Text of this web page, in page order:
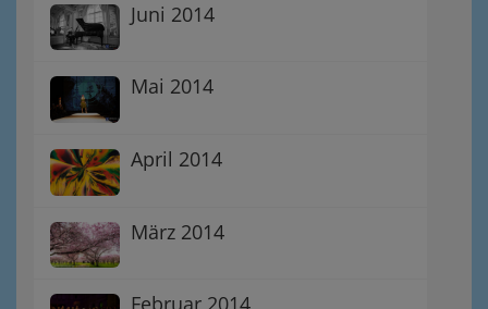
Juni 2014
Mai 2014
April 2014
März 2014